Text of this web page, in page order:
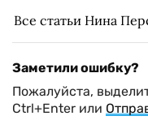
Все статьи Нина
Заметили ошибку?
Пожалуйста,
Ctrl+Enter или